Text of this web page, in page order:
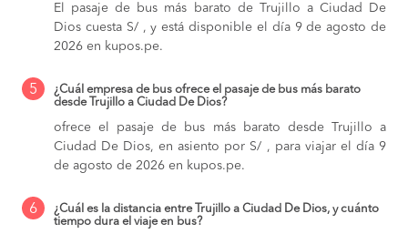
El pasaje de bus más barato de Trujillo a Ciudad De
Dios cuesta S/ , y está disponible el día 9 de agosto de
2026 en kupos.pe.
5
¿Cuál empresa de bus ofrece el pasaje de bus más barato
desde Trujillo a Ciudad De Dios?
ofrece el pasaje de bus más barato desde Trujillo a
Ciudad De Dios, en asiento por S/ , para viajar el día 9
de agosto de 2026 en kupos.pe.
6
¿Cuál es la distancia entre Trujillo a Ciudad De Dios, y cuánto
tiempo dura el viaje en bus?